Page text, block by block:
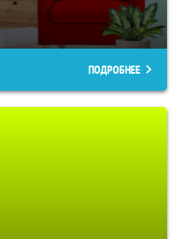
ПОДРОБНЕЕ